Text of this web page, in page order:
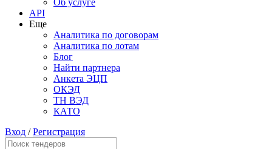
Об услуге
API
Еще
Аналитика по договорам
Аналитика по лотам
Блог
Найти партнера
Анкета ЭЦП
ОКЭД
ТН ВЭД
КАТО
Вход /Регистрация